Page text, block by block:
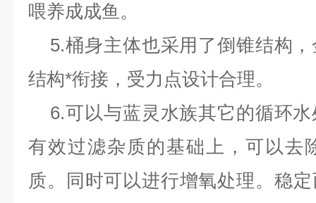
喂养成成鱼。
5.桶身主体也采用了倒锥结构，
结构*衔接，受力点设计合理。
6.可以与蓝灵水族其它的循环水
有效过滤杂质的基础上，可以去
质。同时可以进行增氧处理。稳